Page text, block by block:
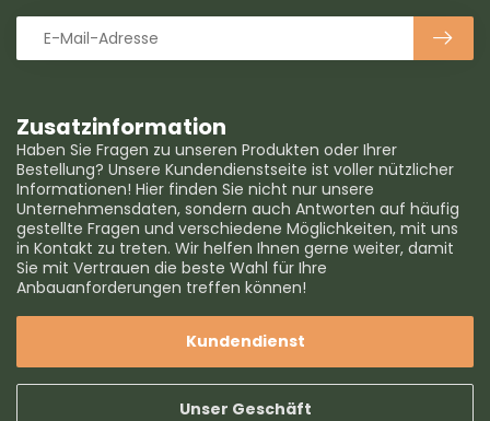
Zusatzinformation
Haben Sie Fragen zu unseren Produkten oder Ihrer
Bestellung? Unsere Kundendienstseite ist voller nützlicher
Informationen! Hier finden Sie nicht nur unsere
Unternehmensdaten, sondern auch Antworten auf häufig
gestellte Fragen und verschiedene Möglichkeiten, mit uns
in Kontakt zu treten. Wir helfen Ihnen gerne weiter, damit
Sie mit Vertrauen die beste Wahl für Ihre
Anbauanforderungen treffen können!
Kundendienst
Unser Geschäft